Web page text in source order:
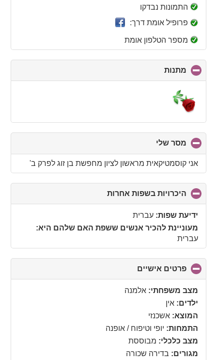
התמונות נבדקו
פרופיל אומת דרך:
מספר הטלפון אומת
מתנות
to
מסר שלי
to
collapse
contents
אני קוסמטיקאית מראשון לציון מחפשת בן זוג לפרק ב'
היכרויות בשפות אחרות
to
ידיעת שפות: עברית
מעוניינת להכיר אנשים ששפת האם שלהם היא:
עברית
פרטים אישיים
to
collapse
מצב משפחתי: אלמנה
ילדים: אין
המוצא: אשכנזי
התמחות: יופי וטיפוח / אופנה
מצב כלכלי: מבוססת
מגורים: בדירה שכורה